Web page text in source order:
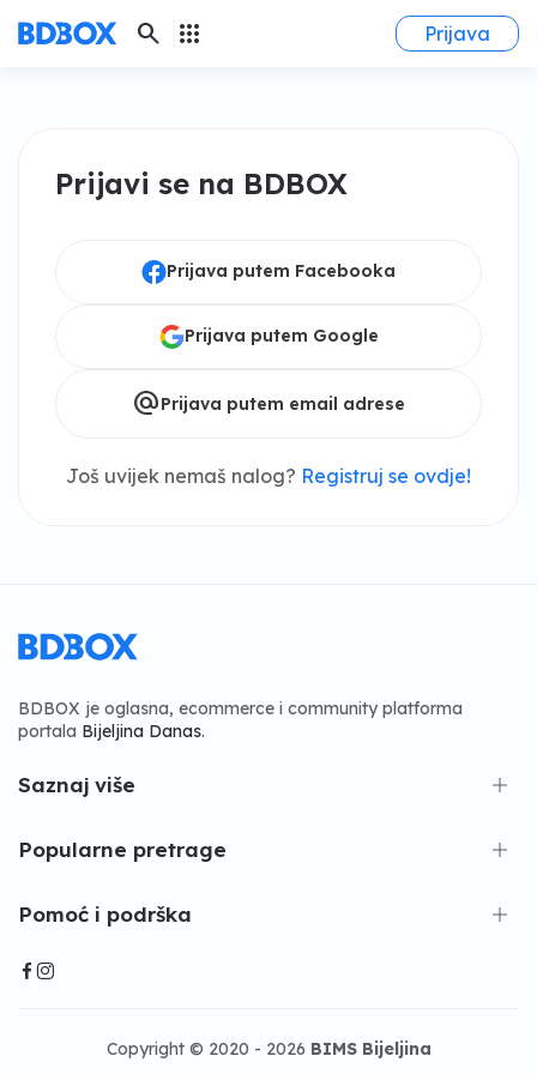
search apps Prijava
Prijavi se na BDBOX
Prijava putem Facebooka
Prijava putem Google
alternate_emailPrijava putem email adrese
Još uvijek nemaš nalog? Registruj se ovdje!
BDBOX je oglasna, ecommerce i community platforma
portala Bijeljina Danas.
Saznaj više
Popularne pretrage
Pomoć i podrška
Copyright © 2020 - 2026 BIMS Bijeljina